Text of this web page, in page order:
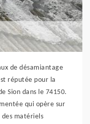
de désamiantage
réputée pour la
Sion dans le 74150.
qui opère sur
matériels